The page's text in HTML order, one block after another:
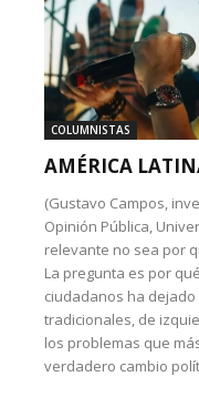
COLUMNISTAS
AMÉRICA
(Gustavo Campos,
Opinión Pública,
relevante no sea por
La pregunta es por
ciudadanos ha
tradicionales, de
los problemas que
verdadero cambio